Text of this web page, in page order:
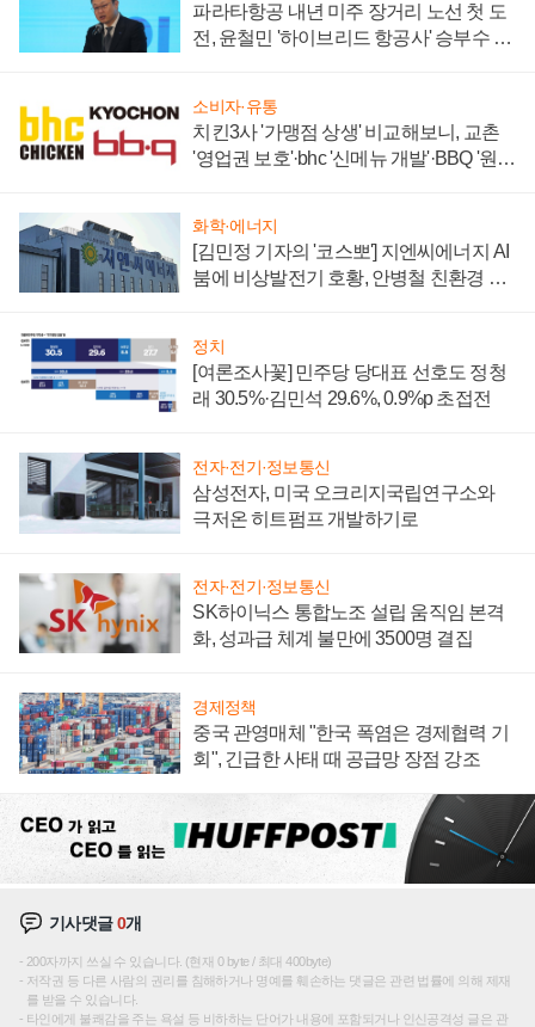
파라타항공 내년 미주 장거리 노선 첫 도
전, 윤철민 '하이브리드 항공사' 승부수 통
소비자·유통
치킨3사 '가맹점 상생' 비교해보니, 교촌
'영업권 보호'·bhc '신메뉴 개발'·BBQ '원가
화학·에너지
[김민정 기자의 '코스뽀'] 지엔씨에너지 AI
붐에 비상발전기 호황, 안병철 친환경 에
정치
[여론조사꽃] 민주당 당대표 선호도 정청
래 30.5%·김민석 29.6%, 0.9%p 초접전
전자·전기·정보통신
삼성전자, 미국 오크리지국립연구소와
극저온 히트펌프 개발하기로
전자·전기·정보통신
SK하이닉스 통합노조 설립 움직임 본격
화, 성과급 체계 불만에 3500명 결집
경제정책
중국 관영매체 "한국 폭염은 경제협력 기
회", 긴급한 사태 때 공급망 장점 강조
기사댓글0개
200자까지 쓰실 수 있습니다. (현재 0 byte / 최대 400byte)
저작권 등 다른 사람의 권리를 침해하거나 명예를 훼손하는 댓글은 관련 법률에 의해 제재
를 받을 수 있습니다.
타인에게 불쾌감을 주는 욕설 등 비하하는 단어가 내용에 포함되거나 인신공격성 글은 관